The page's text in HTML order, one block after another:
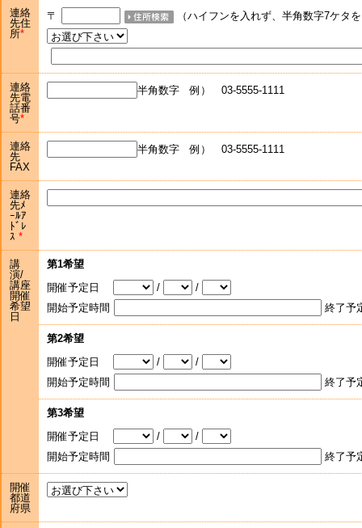
連絡
先住
所
〒 （ハイフンを入れず、半角数字7ケタ
連絡
先電
話番
号
半角数字 例） 03-5555-1111
連絡
先
FAX
半角数字 例） 03-5555-1111
連絡
先ﾒ
ｰﾙｱ
ﾄﾞﾚ
ｽ
講
演/
講座
開催
希望
日
第1希望
開催予定日
/
/
開始予定時間
終了予
第2希望
開催予定日
/
/
開始予定時間
終了予
第3希望
開催予定日
/
/
開始予定時間
終了予
開催
都道
府県